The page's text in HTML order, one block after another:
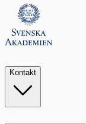
Kontakt